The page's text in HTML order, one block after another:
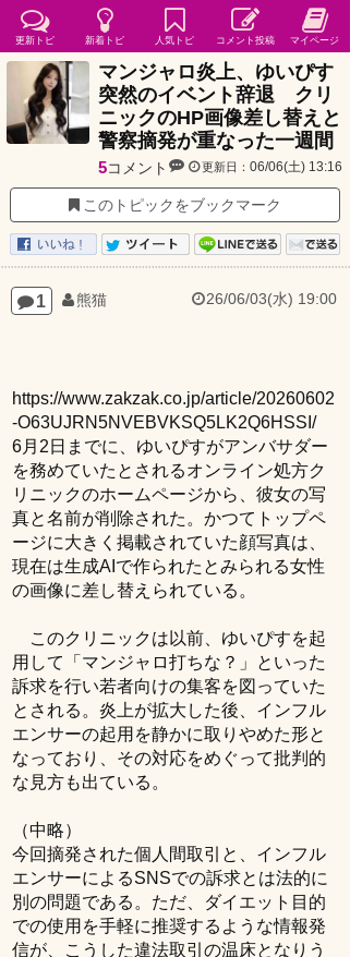
マンジャロ炎上、ゆいぴす
突然のイベント辞退 クリ
ニックのHP画像差し替えと
警察摘発が重なった一週間
5コメント 更新日： 06/06(土) 13:16
このトピックをブックマーク
1 熊猫 26/06/03(水) 19:00
https://www.zakzak.co.jp/article/20260602
-O63UJRN5NVEBVKSQ5LK2Q6HSSI/
6月2日までに、ゆいぴすがアンバサダー
を務めていたとされるオンライン処方ク
リニックのホームページから、彼女の写
真と名前が削除された。かつてトップペ
ージに大きく掲載されていた顔写真は、
現在は生成AIで作られたとみられる女性
の画像に差し替えられている。
このクリニックは以前、ゆいぴすを起
用して「マンジャロ打ちな？」といった
訴求を行い若者向けの集客を図っていた
とされる。炎上が拡大した後、インフル
エンサーの起用を静かに取りやめた形と
なっており、その対応をめぐって批判的
な見方も出ている。
（中略）
今回摘発された個人間取引と、インフル
エンサーによるSNSでの訴求とは法的に
別の問題である。ただ、ダイエット目的
での使用を手軽に推奨するような情報発
信が、こうした違法取引の温床となりう
更新トピ 新着トピ 人気トピ コメント投稿 マイページ